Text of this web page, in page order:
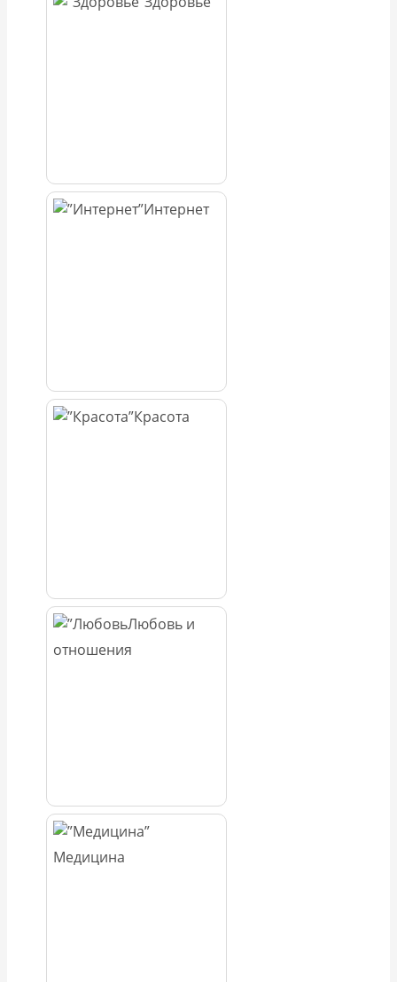
Интернет
Красота
Любовь и
отношения
Медицина